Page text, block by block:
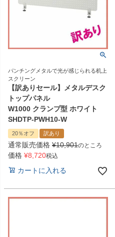
パンチングメタルで光が感じられる机上
スクリーン
【訳ありセール】メタルデスク
トップパネル
W1000 クランプ型 ホワイト
SHDTP-PWH10-W
20％オフ 訳あり
通常販売価格 ¥10,901のところ
価格 ¥8,720税込
カートに入れる